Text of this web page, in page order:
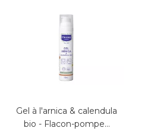
Gel à l'arnica & calendula
bio - Flacon-pompe…